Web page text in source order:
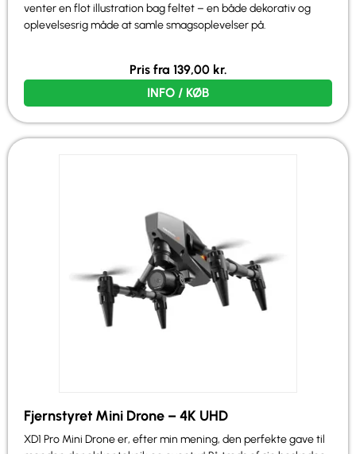
venter en flot illustration bag feltet – en både dekorativ og
oplevelsesrig måde at samle smagsoplevelser på.
Pris fra 139,00 kr.
INFO / KØB
Fjernstyret Mini Drone – 4K UHD
XD1 Pro Mini Drone er, efter min mening, den perfekte gave til